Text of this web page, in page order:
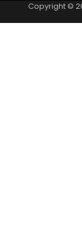
Copyright ©